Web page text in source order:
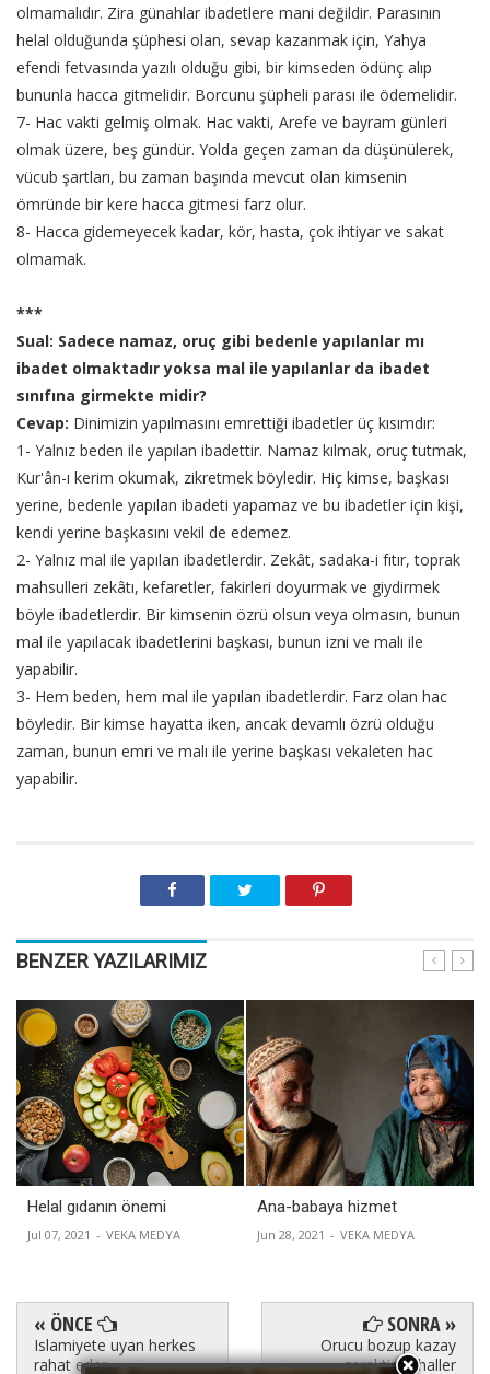
olmamalıdır. Zira günahlar ibadetlere mani değildir. Parasının
helal olduğunda şüphesi olan, sevap kazanmak için, Yahya
efendi fetvasında yazılı olduğu gibi, bir kimseden ödünç alıp
bununla hacca gitmelidir. Borcunu şüpheli parası ile ödemelidir.
7- Hac vakti gelmiş olmak. Hac vakti, Arefe ve bayram günleri
olmak üzere, beş gündür. Yolda geçen zaman da düşünülerek,
vücub şartları, bu zaman başında mevcut olan kimsenin
ömründe bir kere hacca gitmesi farz olur.
8- Hacca gidemeyecek kadar, kör, hasta, çok ihtiyar ve sakat
olmamak.
***
Sual: Sadece namaz, oruç gibi bedenle yapılanlar mı
ibadet olmaktadır yoksa mal ile yapılanlar da ibadet
sınıfına girmekte midir?
Cevap: Dinimizin yapılmasını emrettiği ibadetler üç kısımdır:
1- Yalnız beden ile yapılan ibadettir. Namaz kılmak, oruç tutmak,
Kur'ân-ı kerim okumak, zikretmek böyledir. Hiç kimse, başkası
yerine, bedenle yapılan ibadeti yapamaz ve bu ibadetler için kişi,
kendi yerine başkasını vekil de edemez.
2- Yalnız mal ile yapılan ibadetlerdir. Zekât, sadaka-i fıtır, toprak
mahsulleri zekâtı, kefaretler, fakirleri doyurmak ve giydirmek
böyle ibadetlerdir. Bir kimsenin özrü olsun veya olmasın, bunun
mal ile yapılacak ibadetlerini başkası, bunun izni ve malı ile
yapabilir.
3- Hem beden, hem mal ile yapılan ibadetlerdir. Farz olan hac
böyledir. Bir kimse hayatta iken, ancak devamlı özrü olduğu
zaman, bunun emri ve malı ile yerine başkası vekaleten hac
yapabilir.
BENZER YAZILARIMIZ
Helal gıdanın önemi
Jul 07, 2021 - VEKA MEDYA
Ana-babaya hizmet
Jun 28, 2021 - VEKA MEDYA
« ÖNCE
Islamiyete uyan herkes
rahat eder
SONRA »
Orucu bozup kazay
gerektiren haller